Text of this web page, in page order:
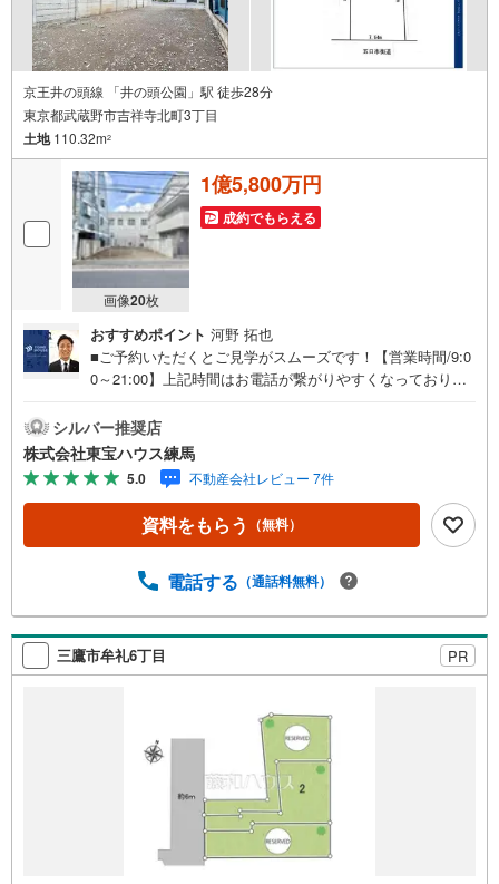
京王井の頭線 「井の頭公園」駅 徒歩28分
東京都武蔵野市吉祥寺北町3丁目
土地110.32m2
画像20枚
1億5,800万円
成約でもらえる
おすすめポイント 河野 拓也
■ご予約いただくとご見学がスムーズです！【営業時間/9:0
0～21:00】上記時間はお電話が繋がりやすくなっておりま
にお電話ください！下記のお申込み方法も可能です！ご見
学希望のお客様:右上の「室内・現地を見学する」をクリッ
クして下さい。資料請求希望のお客様:右上の「資料をもら
う」をクリックして下さい。【東宝ハウス練馬のポイン
ト】（1）不動産のご提案から資金計画・ライフシミュレー
ションのご相談・無理のないライフプラン、提携による低
生活」を「未来カレンダー」で見える化します。（2）ご購
ポート」・漠然としたキャッシュフローのグラフ化、効果
的な生命保険の見直し、繰り上げ返済の効果的なタイミン
グなどご提案させて頂きます。■ご案内方法ご自宅へお迎
談くださいませ。■お車の無料提携駐車場がございます。
シルバー推奨店
株式会社東宝ハウス練馬
5.0 不動産会社レビュー 7件
資料をもらう （無料）
電話する （通話料無料）
三鷹市牟礼6丁目 PR